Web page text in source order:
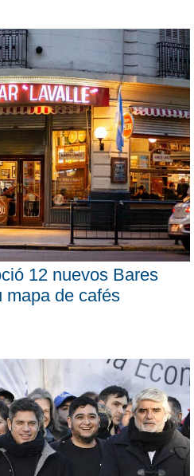
12 nuevos Bares
mapa de cafés